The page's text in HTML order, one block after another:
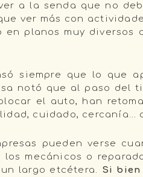
a la senda que no
ver más con
planos muy diversos
siempre que lo que
notó que al paso del
el auto, han
cuidado, cercanía…
pueden verse
mecánicos o
largo etcétera. Si